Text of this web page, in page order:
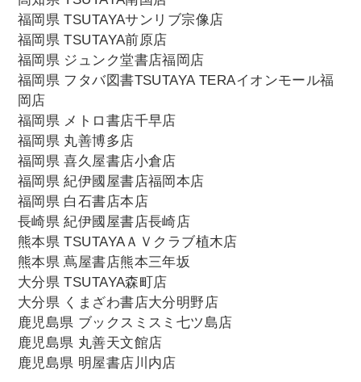
福岡県 TSUTAYAサンリブ宗像店
福岡県 TSUTAYA前原店
福岡県 ジュンク堂書店福岡店
福岡県 フタバ図書TSUTAYA TERAイオンモール福
岡店
福岡県 メトロ書店千早店
福岡県 丸善博多店
福岡県 喜久屋書店小倉店
福岡県 紀伊國屋書店福岡本店
福岡県 白石書店本店
長崎県 紀伊國屋書店長崎店
熊本県 TSUTAYAＡＶクラブ植木店
熊本県 蔦屋書店熊本三年坂
大分県 TSUTAYA森町店
大分県 くまざわ書店大分明野店
鹿児島県 ブックスミスミ七ツ島店
鹿児島県 丸善天文館店
鹿児島県 明屋書店川内店